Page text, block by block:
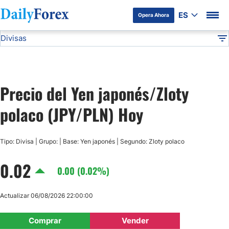
Opera Ahora ES
Divulgación del Anunciante
Divisas
USD/JPY
GBP/USD
AUD/USD
Precio del Yen japonés/Zloty
polaco (JPY/PLN) Hoy
Tipo: Divisa | Grupo: | Base: Yen japonés | Segundo: Zloty polaco
0.02 0.00 (0.02%)
Comprar Vender
Actualizar 06/08/2026 22:00:00